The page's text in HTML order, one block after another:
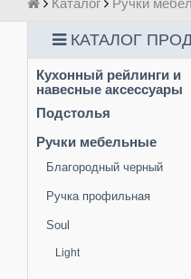
Каталог Ручки
КАТАЛОГ
Кухонный рейлинги и
навесные аксессуары
Подстолья
Ручки мебельные
Благородный черный
Ручка профильная
Soul
Light